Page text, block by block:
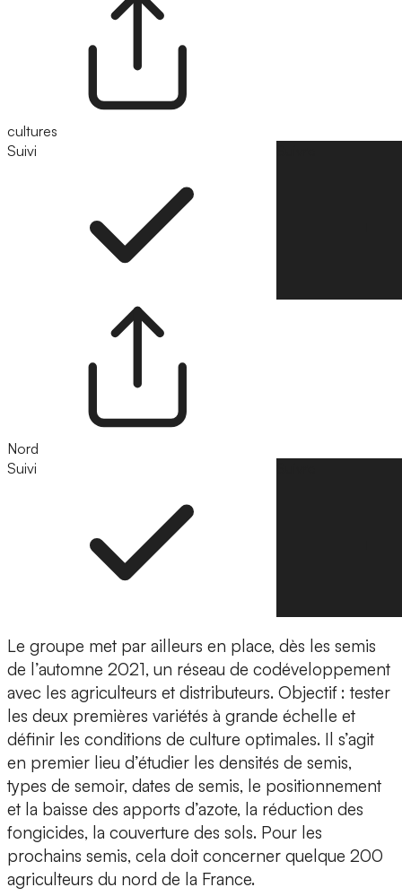
cultures
Suivi
Nord
Suivi
Le groupe met par ailleurs en place, dès les semis
de l’automne 2021, un réseau de codéveloppement
avec les agriculteurs et distributeurs. Objectif : tester
les deux premières variétés à grande échelle et
définir les conditions de culture optimales. Il s’agit
en premier lieu d’étudier les densités de semis,
types de semoir, dates de semis, le positionnement
et la baisse des apports d’azote, la réduction des
fongicides, la couverture des sols. Pour les
prochains semis, cela doit concerner quelque 200
agriculteurs du nord de la France.